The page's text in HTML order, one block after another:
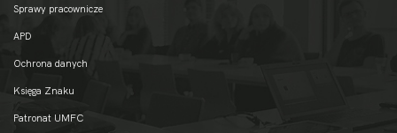
Sprawy pracownicze
APD
Ochrona danych
Księga Znaku
Patronat UMFC